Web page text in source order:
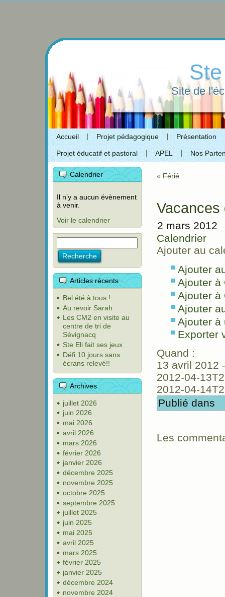
Site de
Accueil Projet pédagogique Présentation
Projet éducatif et pastoral APEL Nos
Calendrier
Il n’y a aucun évènement
à venir.
Voir le calendrier
Articles récents
Bel été à tous !
Au revoir Sarah
Les CM2 en visite au
centre de tri de
Sévignacq
Ste Eli fait ses jeux
Défi 10 jours sans
écrans relevé!!
Archives
juillet 2026
juin 2026
mai 2026
avril 2026
mars 2026
février 2026
janvier 2026
décembre 2025
novembre 2025
octobre 2025
septembre 2025
juillet 2025
juin 2025
mai 2025
avril 2025
mars 2025
février 2025
janvier 2025
décembre 2024
novembre 2024
« Férié
Vacances
2 mars 2012
Calendrier
Ajouter au
Ajouter
Ajouter à
Ajouter à
Ajouter
Ajouter à
Exporter
Quand :
13 avril 2012
2012-04-
2012-04-
Publié dans
Les